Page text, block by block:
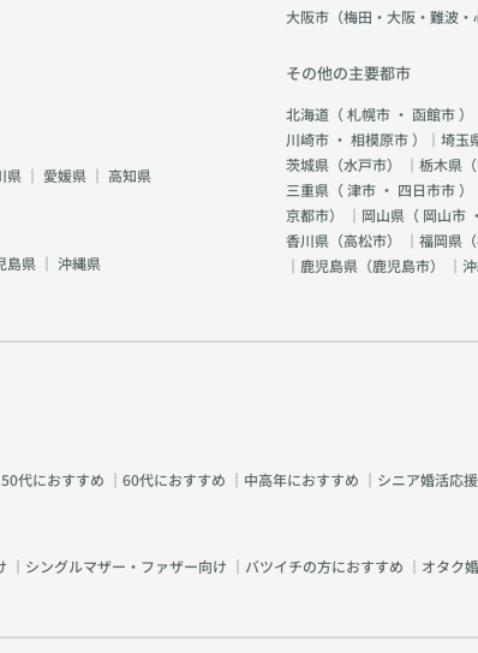
県 ｜ 愛媛県 ｜ 高知県
島県 ｜ 沖縄県
大阪市（梅田・大阪・難波・
その他の主要都市
北海道（札幌市 ・ 函館市）
川崎市 ・ 相模原市）｜埼玉
茨城県（水戸市） ｜栃木県（
三重県（津市 ・ 四日市市）
京都市） ｜岡山県（ 岡山市 ・
香川県（高松市） ｜福岡県（
｜鹿児島県（鹿児島市） ｜
50代におすすめ ｜ 60代におすすめ ｜ 中高年におすすめ ｜ シニア婚活応援
｜ シングルマザー・ファザー向け ｜ バツイチの方におすすめ ｜ オタク